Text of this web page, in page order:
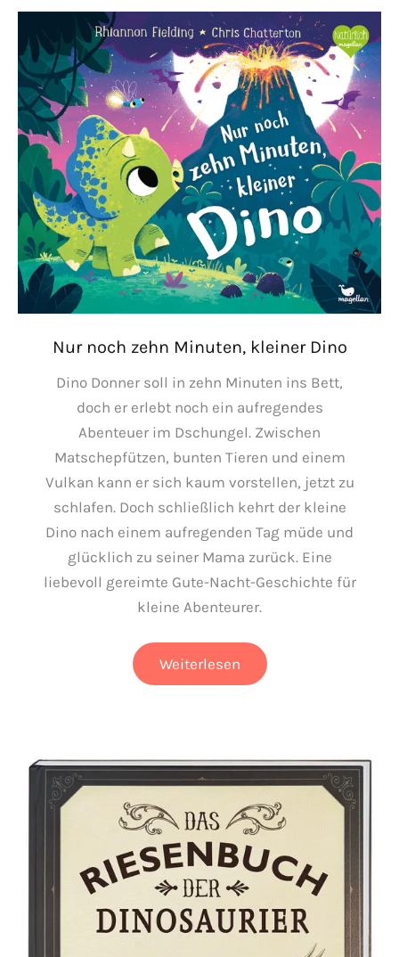
Megasaurus
Nur noch zehn Minuten, kleiner Dino
Dino Donner soll in zehn Minuten ins Bett,
doch er erlebt noch ein aufregendes
Abenteuer im Dschungel. Zwischen
Matschepfützen, bunten Tieren und einem
Vulkan kann er sich kaum vorstellen, jetzt zu
schlafen. Doch schließlich kehrt der kleine
Dino nach einem aufregenden Tag müde und
glücklich zu seiner Mama zurück. Eine
liebevoll gereimte Gute-Nacht-Geschichte für
kleine Abenteurer.
Nur
noch
kleiner
Dino
Weiterlesen